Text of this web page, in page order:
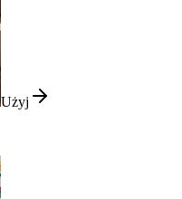
Użyj